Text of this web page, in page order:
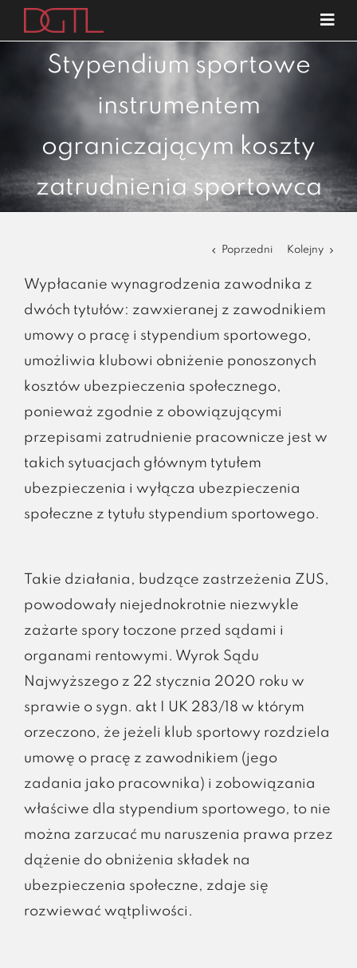
Przejdź
zawartości
o nas
blog
kariera
kontakt
Stypendium sportowe
instrumentem
ograniczającym koszty
zatrudnienia sportowca
Poprzedni Kolejny
Wypłacanie wynagrodzenia zawodnika z
dwóch tytułów: zawxieranej z zawodnikiem
umowy o pracę i stypendium sportowego,
umożliwia klubowi obniżenie ponoszonych
kosztów ubezpieczenia społecznego,
ponieważ zgodnie z obowiązującymi
przepisami zatrudnienie pracownicze jest w
takich sytuacjach głównym tytułem
ubezpieczenia i wyłącza ubezpieczenia
społeczne z tytułu stypendium sportowego.
Takie działania, budzące zastrzeżenia ZUS,
powodowały niejednokrotnie niezwykle
zażarte spory toczone przed sądami i
organami rentowymi. Wyrok Sądu
Najwyższego z 22 stycznia 2020 roku w
sprawie o sygn. akt I UK 283/18 w którym
orzeczono, że jeżeli klub sportowy rozdziela
umowę o pracę z zawodnikiem (jego
zadania jako pracownika) i zobowiązania
właściwe dla stypendium sportowego, to nie
można zarzucać mu naruszenia prawa przez
dążenie do obniżenia składek na
ubezpieczenia społeczne, zdaje się
rozwiewać wątpliwości.